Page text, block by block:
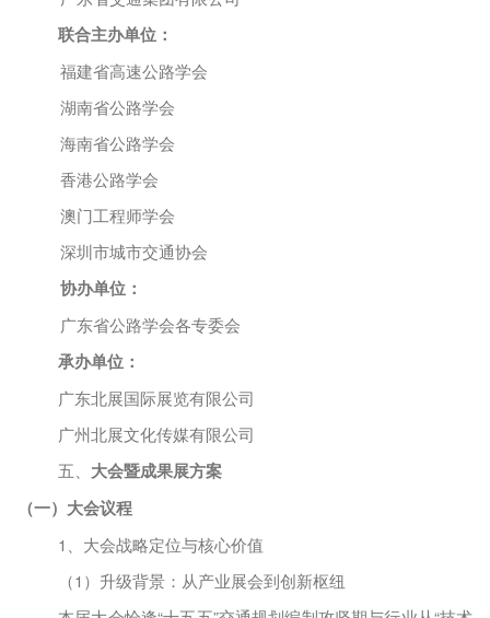
联合主办单位：
福建省高速公路学会
湖南省公路学会
海南省公路学会
香港公路学会
澳门工程师学会
深圳市城市交通协会
协办单位：
广东省公路学会各专委会
承办单位：
广东北展国际展览有限公司
广州北展文化传媒有限公司
五、 大会暨成果展方案
（一）大会议程
1
、大会战略定位与核心价值
（1 ）升级背景：从产业展会到创新枢纽